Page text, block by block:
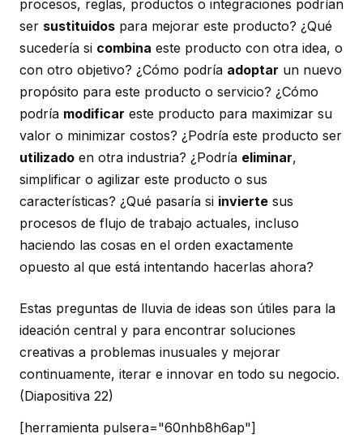
procesos, reglas, productos o integraciones podrían
ser sustituidos para mejorar este producto? ¿Qué
sucedería si combina este producto con otra idea, o
con otro objetivo? ¿Cómo podría adoptar un nuevo
propósito para este producto o servicio? ¿Cómo
podría modificar este producto para maximizar su
valor o minimizar costos? ¿Podría este producto ser
utilizado en otra industria? ¿Podría eliminar,
simplificar o agilizar este producto o sus
características? ¿Qué pasaría si invierte sus
procesos de flujo de trabajo actuales, incluso
haciendo las cosas en el orden exactamente
opuesto al que está intentando hacerlas ahora?
Estas preguntas de lluvia de ideas son útiles para la
ideación central y para encontrar soluciones
creativas a problemas inusuales y mejorar
continuamente, iterar e innovar en todo su negocio.
(Diapositiva 22)
[herramienta pulsera="60nhb8h6ap"]